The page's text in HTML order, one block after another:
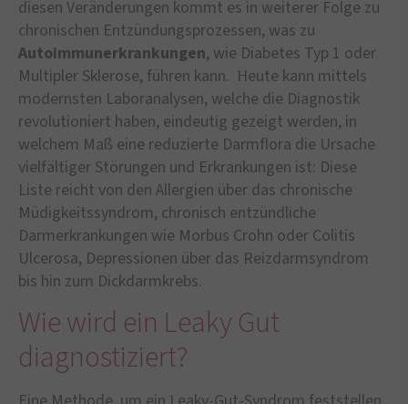
diesen Veränderungen kommt es in weiterer Folge zu
chronischen Entzündungsprozessen, was zu
Autoimmunerkrankungen, wie Diabetes Typ 1 oder
Multipler Sklerose, führen kann. Heute kann mittels
modernsten Laboranalysen, welche die Diagnostik
revolutioniert haben, eindeutig gezeigt werden, in
welchem Maß eine reduzierte Darmflora die Ursache
vielfältiger Störungen und Erkrankungen ist: Diese
Liste reicht von den Allergien über das chronische
Müdigkeitssyndrom, chronisch entzündliche
Darmerkrankungen wie Morbus Crohn oder Colitis
Ulcerosa, Depressionen über das Reizdarmsyndrom
bis hin zum Dickdarmkrebs.
Wie wird ein Leaky Gut
diagnostiziert?